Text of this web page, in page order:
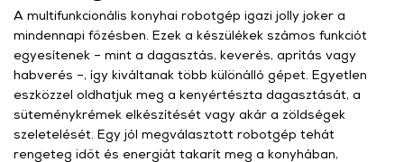
A multifunkcionális konyhai robotgép igazi jolly joker a
mindennapi főzésben. Ezek a készülékek számos funkciót
egyesítenek – mint a dagasztás, keverés, aprítás vagy
habverés –, így kiváltanak több különálló gépet. Egyetlen
eszközzel oldhatjuk meg a kenyértészta dagasztását, a
süteménykrémek elkészítését vagy akár a zöldségek
szeletelését. Egy jól megválasztott robotgép tehát
rengeteg időt és energiát takarít meg a konyhában,